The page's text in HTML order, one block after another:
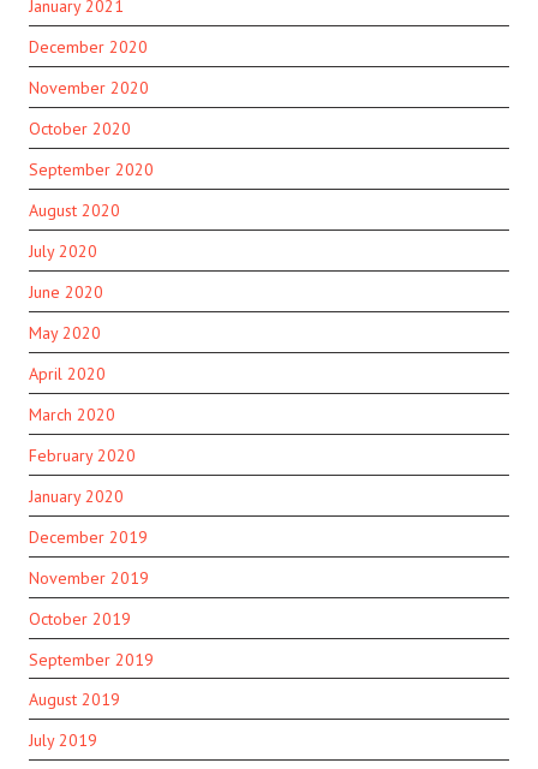
January 2021
December 2020
November 2020
October 2020
September 2020
August 2020
July 2020
June 2020
May 2020
April 2020
March 2020
February 2020
January 2020
December 2019
November 2019
October 2019
September 2019
August 2019
July 2019